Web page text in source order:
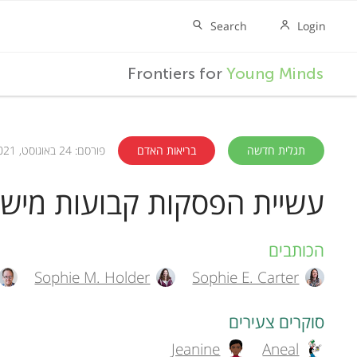
Frontiers for Young Minds
תגלית חדשה בריאות האדם פורסם: 24 באוגוסט, 2021
עשיית הפסקות קבועות
A
u
t
הכותבים
Sophie E. Carter
Sophie M. Holder
סוקרים צעירים
Aneal
Jeanine